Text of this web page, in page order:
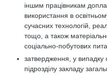
іншим працівникам
використання в
сучасних технологій,
тощо, а також
соціально-побутових
затвердження, у випадку
підрозділу закладу